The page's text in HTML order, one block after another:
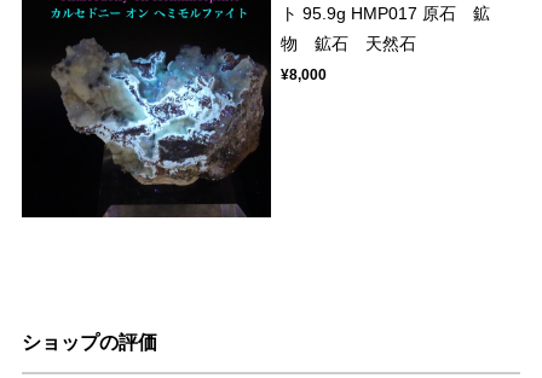
ト 95.9g HMP017 原石 鉱
物 鉱石 天然石
¥8,000
ショップの評価